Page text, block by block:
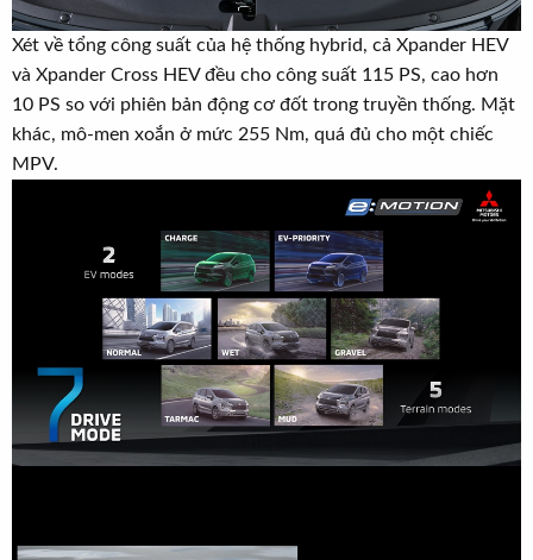
Xét về tổng công suất của hệ thống hybrid, cả Xpander HEV
và Xpander Cross HEV đều cho công suất 115 PS, cao hơn
10 PS so với phiên bản động cơ đốt trong truyền thống. Mặt
khác, mô-men xoắn ở mức 255 Nm, quá đủ cho một chiếc
MPV.